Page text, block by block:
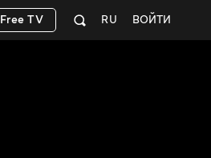
ВОЙТИ
RU
Free TV